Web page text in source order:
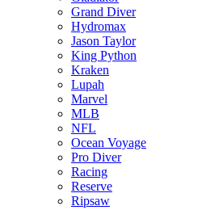
Grand Diver
Hydromax
Jason Taylor
King Python
Kraken
Lupah
Marvel
MLB
NFL
Ocean Voyage
Pro Diver
Racing
Reserve
Ripsaw